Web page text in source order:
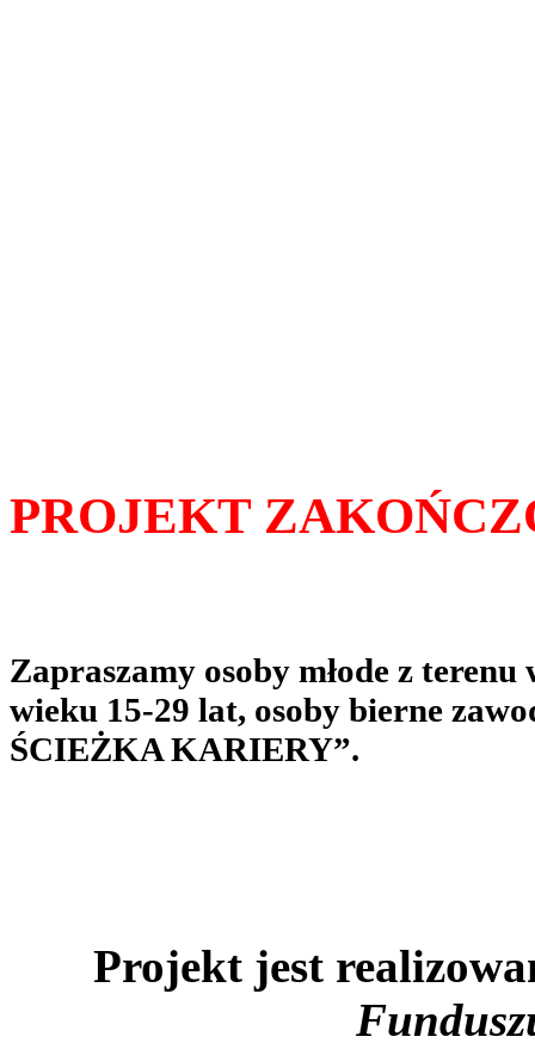
PROJEKT
Zapraszamy osoby młode z
wieku 15-29 lat, osoby bierne
ŚCIEŻKA KARIERY”.
Projekt jest